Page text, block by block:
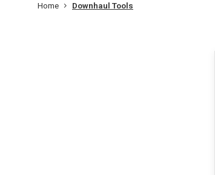
Home Downhaul Tools